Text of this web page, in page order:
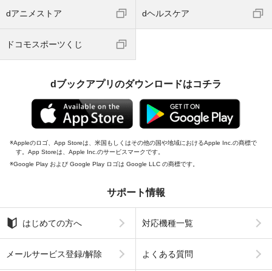
dアニメストア dヘルスケア
ドコモスポーツくじ
dブックアプリのダウンロードはコチラ
Appleのロゴ、App Storeは、米国もしくはその他の国や地域におけるApple Inc.の商標で
す。App Storeは、Apple Inc.のサービスマークです。
Google Play および Google Play ロゴは Google LLC の商標です。
サポート情報
はじめての方へ 対応機種一覧
メールサービス登録/解除 よくある質問